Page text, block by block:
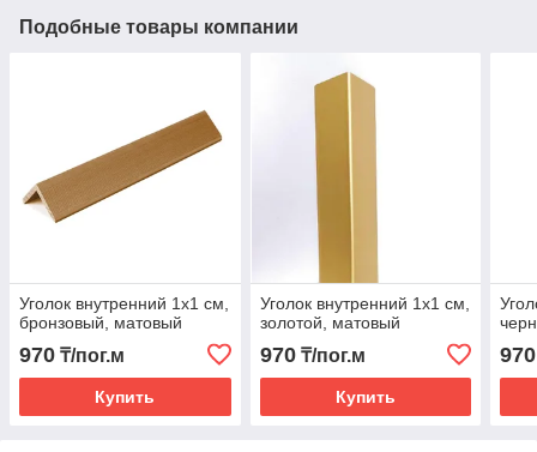
Подобные товары компании
Уголок внутренний 1х1 см,
бронзовый, матовый
970 ₸/пог.м
Купить
Уголок внутренний 1х1 см,
золотой, матовый
970₸/пог.м
Купить
970